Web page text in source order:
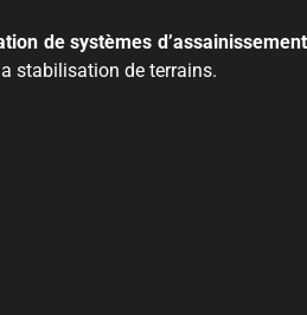
de systèmes d’assainissement
stabilisation de terrains.